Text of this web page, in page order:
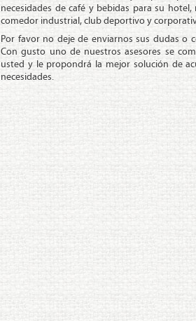
ne­ce­si­da­des de café y bebidas para su hotel,
comedor in­dus­trial, club de­por­ti­vo y
Por favor no deje de en­viar­nos sus dudas o
Con gusto uno de nues­tros ase­so­res se
usted y le pro­pon­drá la mejor so­lu­ción de
ne­ce­si­da­des.